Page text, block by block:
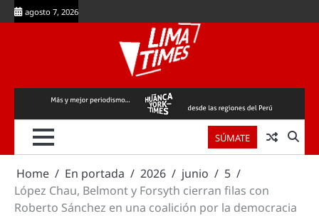
Skip
to
agosto 7, 2026
SÚMATE
Home En portada 2026 junio
5
López Chau, Belmont y Forsyth cierran filas con
Roberto Sánchez en una coalición por la democracia